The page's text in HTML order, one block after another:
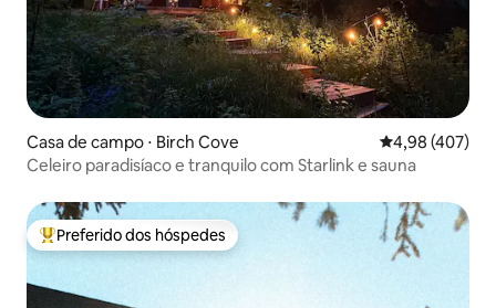
Casa de campo ⋅ Birch Cove 4,98 de uma
4,98 (407)
Celeiro paradisíaco e tranquilo com Starlink e sauna
Entre os melhores preferidos dos hóspedes
Preferido dos hóspedes